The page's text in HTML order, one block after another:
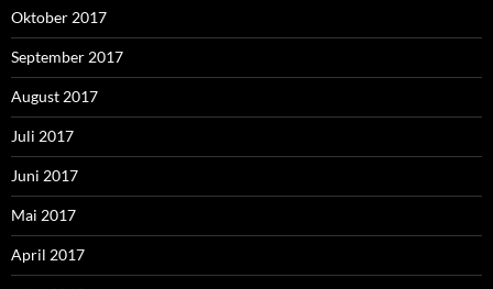
Oktober 2017
September 2017
August 2017
Juli 2017
Juni 2017
Mai 2017
April 2017